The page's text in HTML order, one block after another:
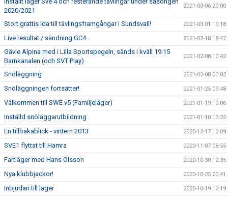
2020/2021
2021-03-06 20:00
Stort grattis Ida till tävlingsframgångar i Sundsvall! 2021-03-01 19:18
Live resultat / sändning GC4 2021-02-18 18:47
Gävle Alpina med i Lilla Sportspegeln, sänds i kväll 19:15
Barnkanalen (och SVT Play)
2021-02-08 10:42
Snöläggning 2021-02-08 00:02
Snöläggningen fortsätter! 2021-01-25 09:48
Välkommen till SWE v5 (Familjeläger) 2021-01-19 10:06
Inställd snöläggarutbildning 2021-01-10 17:22
En tillbakablick - vintern 2013 2020-12-17 13:09
SVE1 flyttat till Hamra 2020-11-07 08:55
Fartläger med Hans Olsson 2020-10-30 12:35
Nya klubbjackor! 2020-10-25 20:41
Inbjudan till läger 2020-10-19 12:19